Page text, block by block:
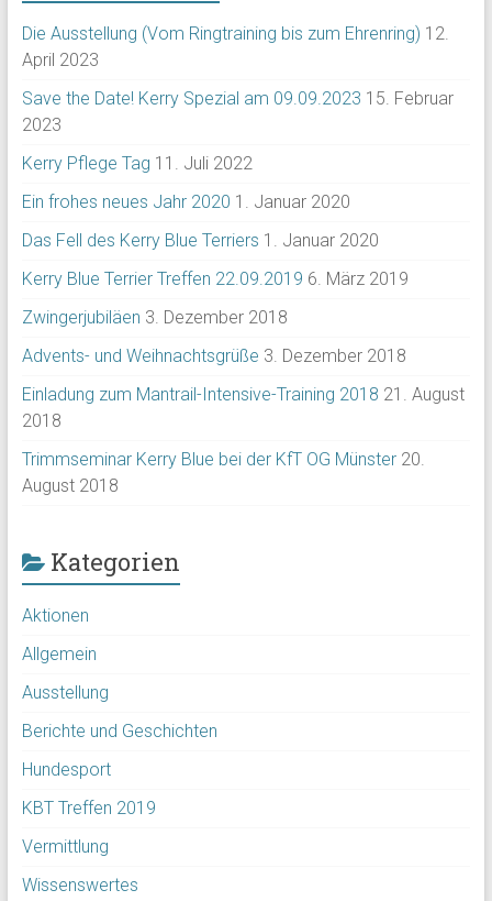
Die Ausstellung (Vom Ringtraining bis zum Ehrenring) 12.
April 2023
Save the Date! Kerry Spezial am 09.09.2023 15. Februar
2023
Kerry Pflege Tag 11. Juli 2022
Ein frohes neues Jahr 2020 1. Januar 2020
Das Fell des Kerry Blue Terriers 1. Januar 2020
Kerry Blue Terrier Treffen 22.09.2019 6. März 2019
Zwingerjubiläen 3. Dezember 2018
Advents- und Weihnachtsgrüße 3. Dezember 2018
Einladung zum Mantrail-Intensive-Training 2018 21. August
2018
Trimmseminar Kerry Blue bei der KfT OG Münster 20.
August 2018
Kategorien
Aktionen
Allgemein
Ausstellung
Berichte und Geschichten
Hundesport
KBT Treffen 2019
Vermittlung
Wissenswertes